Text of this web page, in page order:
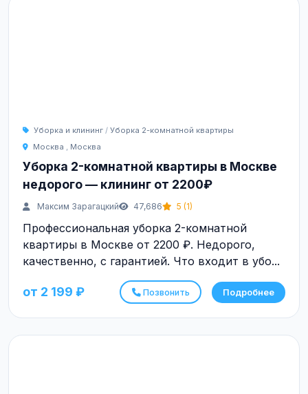
Уборка и клининг / Уборка 2-комнатной квартиры
Москва , Москва
Уборка 2-комнатной квартиры в Москве
недорого — клининг от 2200₽
Максим Зарагацкий 47,686 5 (1)
Профессиональная уборка 2-комнатной
квартиры в Москве от 2200 ₽. Недорого,
качественно, с гарантией. Что входит в убо...
от 2 199 ₽ Позвонить Подробнее